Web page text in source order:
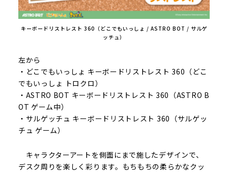
キーボードリストレスト 360（どこでもいっしょ / ASTRO BOT / サルゲ
ッチュ）
左から
・どこでもいっしょ キーボードリストレスト 360（どこ
でもいっしょ トロクロ）
・ASTRO BOT キーボードリストレスト 360（ASTRO B
OT ゲーム中）
・サルゲッチュ キーボードリストレスト 360（サルゲッ
チュ ゲーム）
キャラクターアートを側面にまで施したデザインで、
デスク周りを楽しく彩ります。もちもちの柔らかなクッ